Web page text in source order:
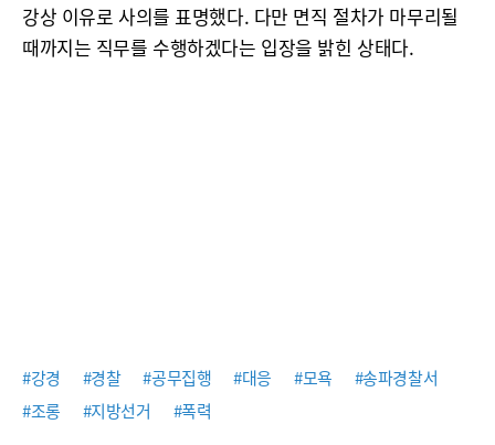
강상 이유로 사의를 표명했다. 다만 면직 절차가 마무리될
때까지는 직무를 수행하겠다는 입장을 밝힌 상태다.
#강경 #경찰 #공무집행 #대응 #모욕
#송파경찰서
#조롱
#지방선거 #폭력